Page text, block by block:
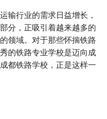
输行业的需求日益增长，
分，正吸引着越来越多的
领域。对于那些怀揣铁路
的铁路专业学校是迈向成
都铁路学校，正是这样一